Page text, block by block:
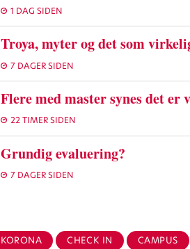
1 DAG SIDEN
Troya, myter og det som
7 DAGER SIDEN
Flere med master synes det er
22 TIMER SIDEN
Grundig evaluering?
7 DAGER SIDEN
KORONA CHECK IN CAMPUS